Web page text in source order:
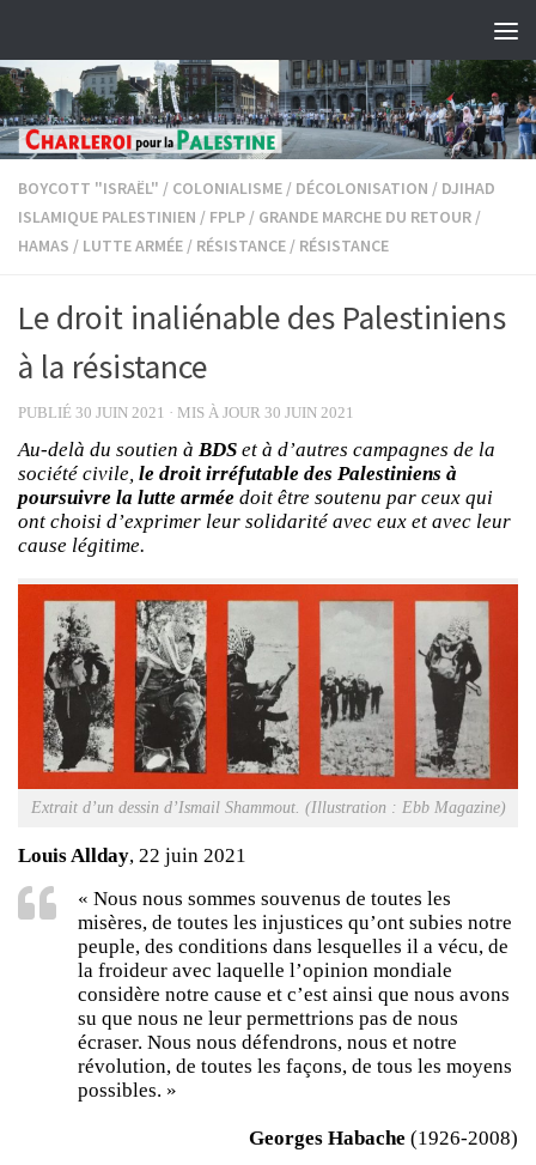
BOYCOTT "ISRAËL" / COLONIALISME / DÉCOLONISATION / DJIHAD
ISLAMIQUE PALESTINIEN / FPLP / GRANDE MARCHE DU RETOUR /
HAMAS / LUTTE ARMÉE / RÉSISTANCE / RÉSISTANCE
Le droit inaliénable des Palestiniens
à la résistance
PUBLIÉ 30 JUIN 2021 · MIS À JOUR 30 JUIN 2021
Au-delà du soutien à BDS et à d’autres campagnes de la
société civile, le droit irréfutable des Palestiniens à
poursuivre la lutte armée doit être soutenu par ceux qui
ont choisi d’exprimer leur solidarité avec eux et avec leur
cause légitime.
Extrait d’un dessin d’Ismail Shammout. (Illustration : Ebb Magazine)
Louis Allday, 22 juin 2021
« Nous nous sommes souvenus de toutes les
misères, de toutes les injustices qu’ont subies notre
peuple, des conditions dans lesquelles il a vécu, de
la froideur avec laquelle l’opinion mondiale
considère notre cause et c’est ainsi que nous avons
su que nous ne leur permettrions pas de nous
écraser. Nous nous défendrons, nous et notre
révolution, de toutes les façons, de tous les moyens
possibles. »
Georges Habache (1926-2008)